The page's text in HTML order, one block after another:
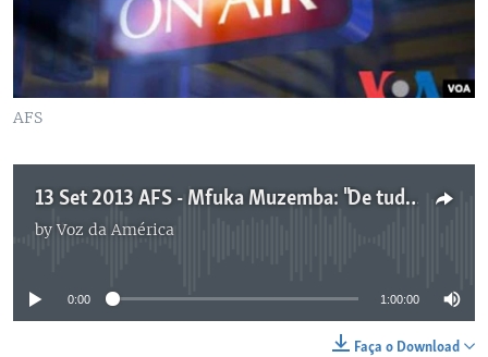
AFS
13 Set 2013 AFS - Mfuka Muzemba: "De tudo o que fui alvo de acusação é falso"
byVoz da América
No media source currently available
0:00 1:00:00
Faça o Download